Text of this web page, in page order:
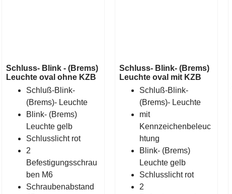
Schluss- Blink - (Brems)
Leuchte oval ohne KZB
Schluß-Blink-
(Brems)- Leuchte
Blink- (Brems)
Leuchte gelb
Schlusslicht rot
2
Befestigungsschrau
ben M6
Schraubenabstand
Schluss- Blink- (Brems)
Leuchte oval mit KZB
Schluß-Blink-
(Brems)- Leuchte
mit
Kennzeichenbeleuc
htung
Blink- (Brems)
Leuchte gelb
Schlusslicht rot
2